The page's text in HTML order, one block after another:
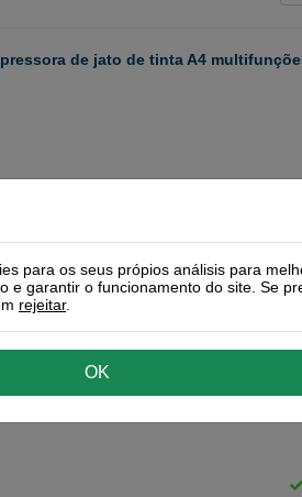
de jato de tinta A4
multifuncional a jato de tinta
para os seus própios análisis para
e garantir o funcionamento do site. Se
rejeitar.
OK